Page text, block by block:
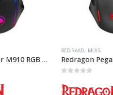
Redragon Ranger M910 RGB Gaming Muis
BEDRAAD, MUIS